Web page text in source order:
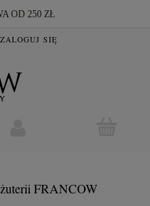
OD 250 ZŁ
ZALOGUJ SIĘ
FRANCOW